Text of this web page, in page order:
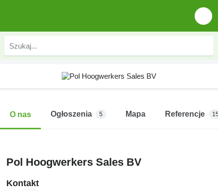
O nas Ogłoszenia 5 Mapa Referencje
Pol Hoogwerkers Sales BV
Kontakt